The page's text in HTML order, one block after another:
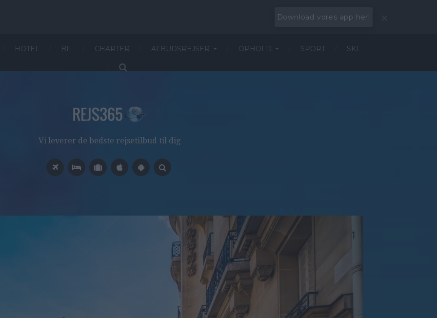
Download vores app her!
HOTEL BIL CHARTER AFBUDSREJSER OPHOLD SPORT SKI
Vi leverer de bedste rejsetilbud til dig